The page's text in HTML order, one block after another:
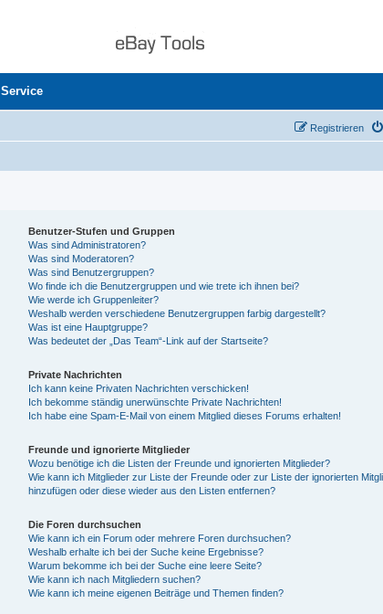
Service
Registrieren
Benutzer-Stufen und Gruppen
Was sind Administratoren?
Was sind Moderatoren?
Was sind Benutzergruppen?
Wo finde ich die Benutzergruppen und wie trete ich ihnen bei?
Wie werde ich Gruppenleiter?
Weshalb werden verschiedene Benutzergruppen farbig dargestellt?
Was ist eine Hauptgruppe?
Was bedeutet der „Das Team“-Link auf der Startseite?
Private Nachrichten
Ich kann keine Privaten Nachrichten verschicken!
Ich bekomme ständig unerwünschte Private Nachrichten!
Ich habe eine Spam-E-Mail von einem Mitglied dieses Forums erhalten!
Freunde und ignorierte Mitglieder
Wozu benötige ich die Listen der Freunde und ignorierten Mitglieder?
Wie kann ich Mitglieder zur Liste der Freunde oder zur Liste der ignorierten
hinzufügen oder diese wieder aus den Listen entfernen?
Die Foren durchsuchen
Wie kann ich ein Forum oder mehrere Foren durchsuchen?
Weshalb erhalte ich bei der Suche keine Ergebnisse?
Warum bekomme ich bei der Suche eine leere Seite?
Wie kann ich nach Mitgliedern suchen?
Wie kann ich meine eigenen Beiträge und Themen finden?